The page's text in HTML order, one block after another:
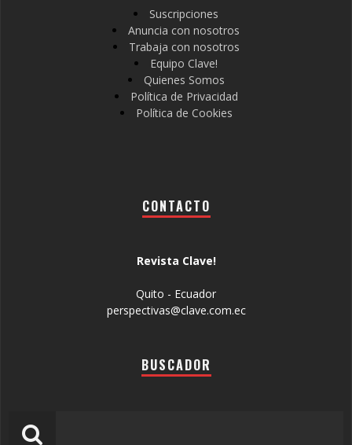
Suscripciones
Anuncia con nosotros
Trabaja con nosotros
Equipo Clave!
Quienes Somos
Política de Privacidad
Política de Cookies
CONTACTO
Revista Clave!
Quito - Ecuador
perspectivas@clave.com.ec
BUSCADOR